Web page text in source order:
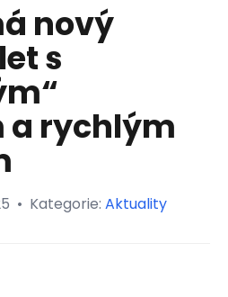
nový
s
a rychlým
• Kategorie: Aktuality